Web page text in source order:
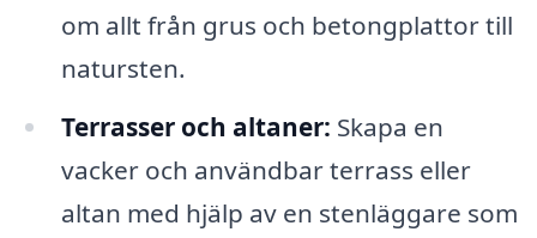
om allt från grus och betongplattor till
natursten.
Terrasser och altaner: Skapa en
vacker och användbar terrass eller
altan med hjälp av en stenläggare som